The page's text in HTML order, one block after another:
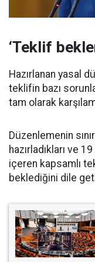
‘Teklif
Hazırlanan yasal
teklifin bazı
tam olarak
Düzenlemenin
hazırladıkları ve
içeren kapsamlı
beklediğini dile